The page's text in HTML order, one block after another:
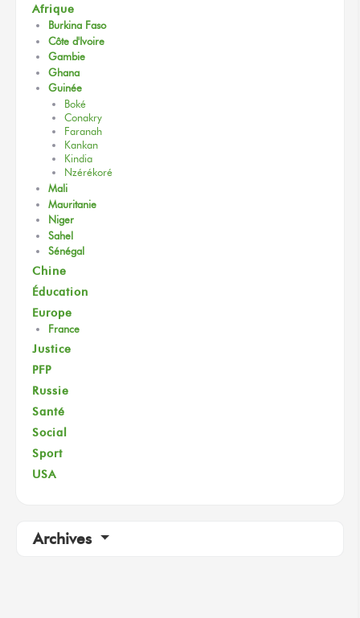
Afrique
Burkina Faso
Côte d'Ivoire
Gambie
Ghana
Guinée
Boké
Conakry
Faranah
Kankan
Kindia
Nzérékoré
Mali
Mauritanie
Niger
Sahel
Sénégal
Chine
Éducation
Europe
France
Justice
PFP
Russie
Santé
Social
Sport
USA
Archives